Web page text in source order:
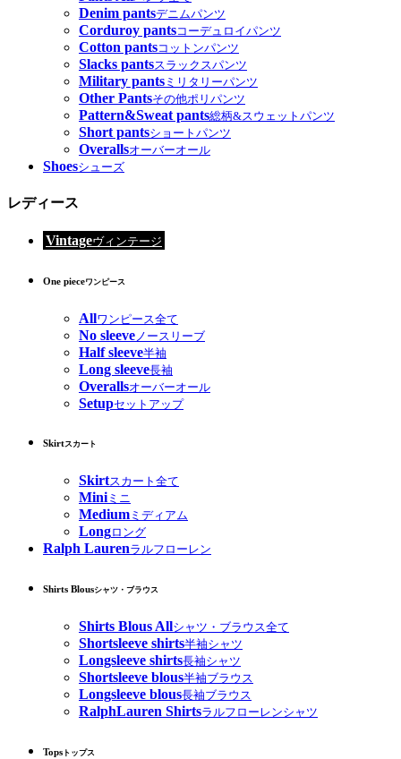
Denim pantsデニムパンツ
Corduroy pantsコーデュロイパンツ
Cotton pantsコットンパンツ
Slacks pantsスラックスパンツ
Military pants ミリタリーパンツ
Other Pantsその他ポリパンツ
Pattern&Sweat pants総柄&スウェットパンツ
Short pantsショートパンツ
Overallsオーバーオール
Shoesシューズ
レディース
Vintageヴィンテージ
One pieceワンピース
Allワンピース全て
No sleeve ノースリーブ
Half sleeve半袖
Long sleeve長袖
Overallsオーバーオール
Setupセットアップ
Skirtスカート
Skirtスカート全て
Miniミニ
Medium ミディアム
Longロング
Ralph Laurenラルフローレン
Shirts Blousシャツ・ブラウス
Shirts Blous Allシャツ・ブラウス全て
Shortsleeve shirts半袖シャツ
Longsleeve shirts長袖シャツ
Shortsleeve blous半袖ブラウス
Longsleeve blous長袖ブラウス
RalphLauren Shirtsラルフローレンシャツ
Tops トップス